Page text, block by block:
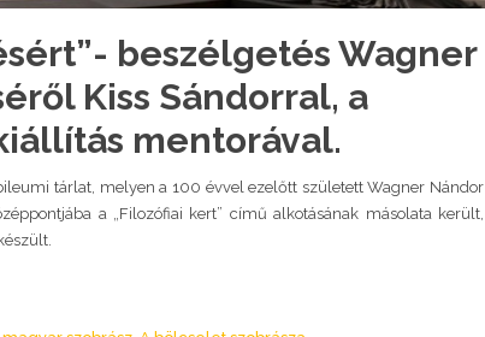
beszélgetés Wagner
Kiss Sándorral, a
mentorával.
tárlat, melyen a 100 évvel ezelőtt született Wagner Nándor
a „Filozófiai kert” című alkotásának másolata került,